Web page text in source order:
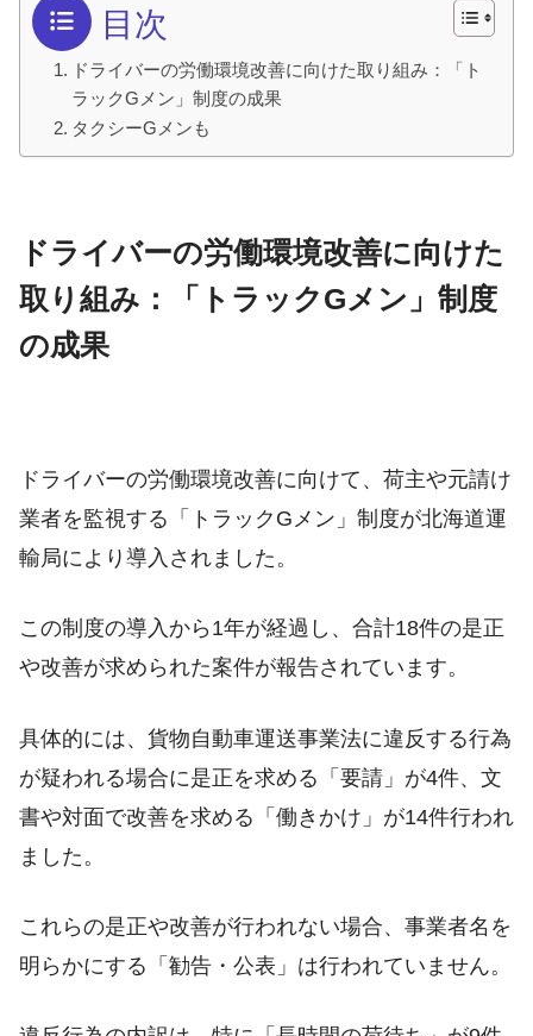
目次
ドライバーの労働環境改善に向けた取り組み：「ト
ラックGメン」制度の成果
タクシーGメンも
ドライバーの労働環境改善に向けた
取り組み：「トラックGメン」制度
の成果
ドライバーの労働環境改善に向けて、荷主や元請け
業者を監視する「トラックGメン」制度が北海道運
輸局により導入されました。
この制度の導入から1年が経過し、合計18件の是正
や改善が求められた案件が報告されています。
具体的には、貨物自動車運送事業法に違反する行為
が疑われる場合に是正を求める「要請」が4件、文
書や対面で改善を求める「働きかけ」が14件行われ
ました。
これらの是正や改善が行われない場合、事業者名を
明らかにする「勧告・公表」は行われていません。